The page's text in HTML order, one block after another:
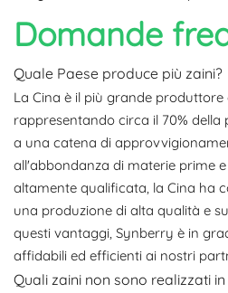
Domande
Quale Paese produce più zaini?
La Cina è il più grande produttore
rappresentando circa il 70% della
a una catena di
all'abbondanza di materie prime
altamente qualificata, la Cina ha
una produzione di alta qualità e
questi vantaggi, Synberry è in
affidabili ed efficienti ai nostri
Quali zaini non sono realizzati in